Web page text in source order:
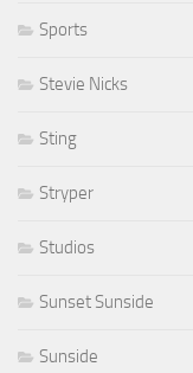
Sports
Stevie Nicks
Sting
Stryper
Studios
Sunset Sunside
Sunside